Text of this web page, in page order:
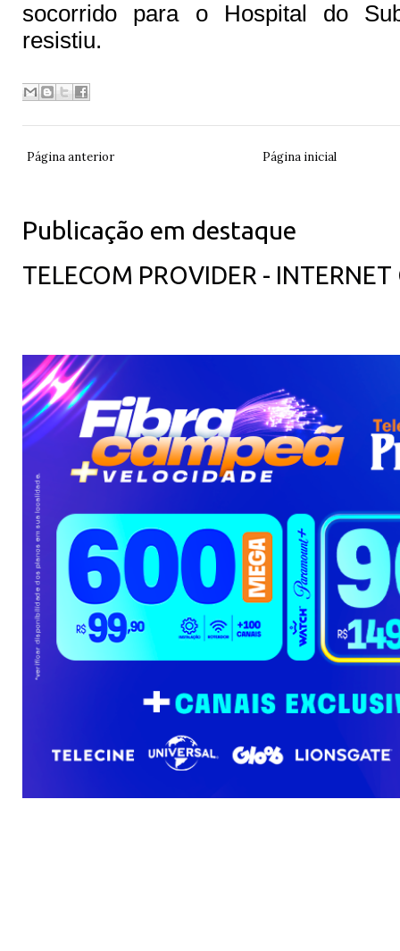
socorrido para o Hospital do
resistiu.
Página anterior Página inicial
Publicação em destaque
TELECOM PROVIDER -